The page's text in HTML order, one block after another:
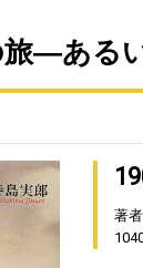
旅―ある
著